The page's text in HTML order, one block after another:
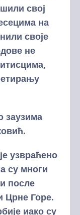
свој
на
своје
не
заузима
узвраћено
су многи
после
Црне Горе.
иако су